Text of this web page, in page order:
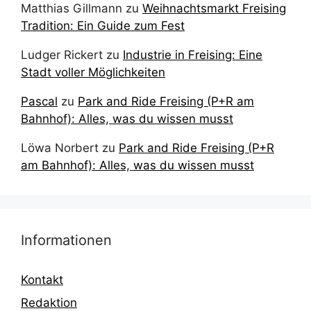
Matthias Gillmann zu Weihnachtsmarkt Freising
Tradition: Ein Guide zum Fest
Ludger Rickert zu Industrie in Freising: Eine
Stadt voller Möglichkeiten
Pascal zu Park and Ride Freising (P+R am
Bahnhof): Alles, was du wissen musst
Löwa Norbert zu Park and Ride Freising (P+R
am Bahnhof): Alles, was du wissen musst
Informationen
Kontakt
Redaktion